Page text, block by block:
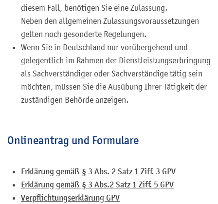
diesem Fall, benötigen Sie eine Zulassung.
Neben den allgemeinen Zulassungsvoraussetzungen
gelten noch gesonderte Regelungen.
Wenn Sie in Deutschland nur vorübergehend und
gelegentlich im Rahmen der Dienstleistungserbringung
als Sachverständiger oder Sachverständige tätig sein
möchten, müssen Sie die Ausübung Ihrer Tätigkeit der
zuständigen Behörde anzeigen.
Onlineantrag und Formulare
Erklärung gemäß § 3 Abs. 2 Satz 1 Ziff. 3 GPV
Erklärung gemäß § 3 Abs.2 Satz 1 Ziff. 5 GPV
Verpflichtungserklärung GPV